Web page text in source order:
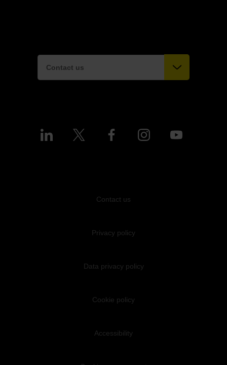
Contact us
Contact us
Privacy policy
Data privacy policy
Cookie policy
Accessibility